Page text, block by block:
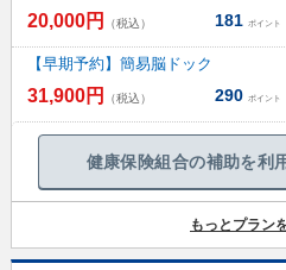
20,000円 （税込） 181 ポイント
【早期予約】簡易脳ドック
31,900円 （税込） 290 ポイント
健康保険組合の補助を利
もっとプラン